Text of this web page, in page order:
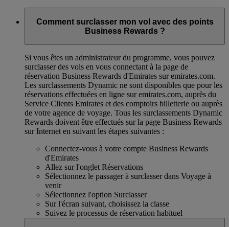
Comment surclasser mon vol avec des points
Business Rewards ?
Si vous êtes un administrateur du programme, vous pouvez
surclasser des vols en vous connectant à la page de
réservation Business Rewards d'Emirates sur emirates.com.
Les surclassements Dynamic ne sont disponibles que pour les
réservations effectuées en ligne sur emirates.com, auprès du
Service Clients Emirates et des comptoirs billetterie ou auprès
de votre agence de voyage. Tous les surclassements Dynamic
Rewards doivent être effectués sur la page Business Rewards
sur Internet en suivant les étapes suivantes :
Connectez-vous à votre compte Business Rewards
d'Emirates
Allez sur l'onglet Réservations
Sélectionnez le passager à surclasser dans Voyage à
venir
Sélectionnez l'option Surclasser
Sur l'écran suivant, choisissez la classe
Suivez le processus de réservation habituel